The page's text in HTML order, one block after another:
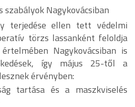
Nagykovácsiban
terjedése ellen tett védelmi
törzs lassanként feloldja
Nagykovácsiban is
így május 25-től a
érvényben:
tartása és a maszkviselés